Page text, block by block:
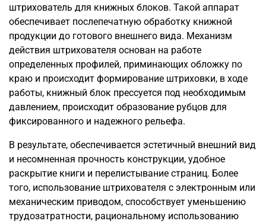
штрихователь для книжных блоков. Такой аппарат
обеспечивает послепечатную обработку книжной
продукции до готового внешнего вида. Механизм
действия штрихователя основан на работе
определенных профилей, приминающих обложку по
краю и происходит формирование штриховки, в ходе
работы, книжный блок прессуется под необходимым
давлением, происходит образование рубцов для
фиксированного и надежного рельефа.
В результате, обеспечивается эстетичный внешний вид
и несомненная прочность конструкции, удобное
раскрытие книги и перелистывание страниц. Более
того, использование штрихователя с электронным или
механическим приводом, способствует уменьшению
трудозатратности, рациональному использованию